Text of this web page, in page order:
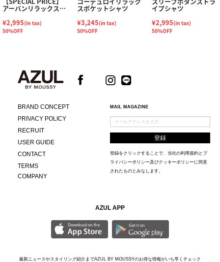
アーバンリラックスコ
ットンシャツ
¥2,995(in tax)
50%OFF
スポケットシャツ
¥3,245(in tax)
50%OFF
イプシャツ
¥2,995(in tax)
50%OFF
BRAND CONCEPT
PRIVACY POLICY
RECRUIT
USER GUIDE
CONTACT
TERMS
COMPANY
MAIL MAGAZINE
登録をクリックすることで、当社の利用規約とプ
ライバシーポリシー及びクッキーポリシーに同意
されたものとみなします。
AZUL APP
最新ニュースやスタイリング紹介までAZUL BY MOUSSYのお得な情報がいち早くチェック